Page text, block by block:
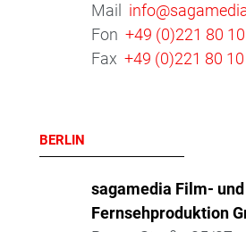
Mail
Fon+49 (0)221 80
Fax+49 (0)221 80
BERLIN
sagamedia Film- und
Fernsehproduktion